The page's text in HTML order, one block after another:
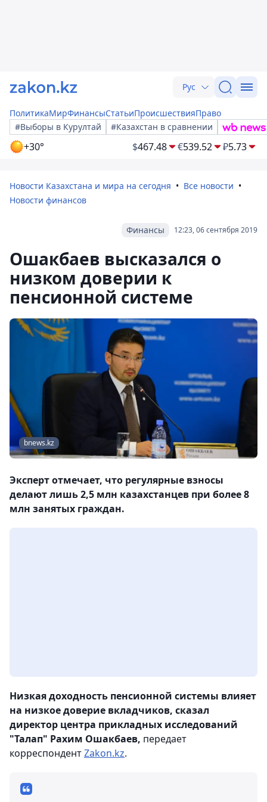
Рус
ПолитикаМирФинансыСтатьиПроисшествияПраво
#Выборы в Курултай
#Казахстан в сравнении
+30° $467.48 €539.52 ₽5.73
Новости Казахстана и мира на сегодня
Все новости
Новости финансов
12:23, 06 сентября 2019
Финансы
Ошакбаев высказался о
низком доверии к
пенсионной системе
bnews.kz
Эксперт отмечает, что регулярные взносы
делают лишь 2,5 млн казахстанцев при более 8
млн занятых граждан.
Низкая доходность пенсионной системы влияет
на низкое доверие вкладчиков, сказал
директор центра прикладных исследований
"Талап" Рахим Ошакбаев, передает
корреспондентZakon.kz.